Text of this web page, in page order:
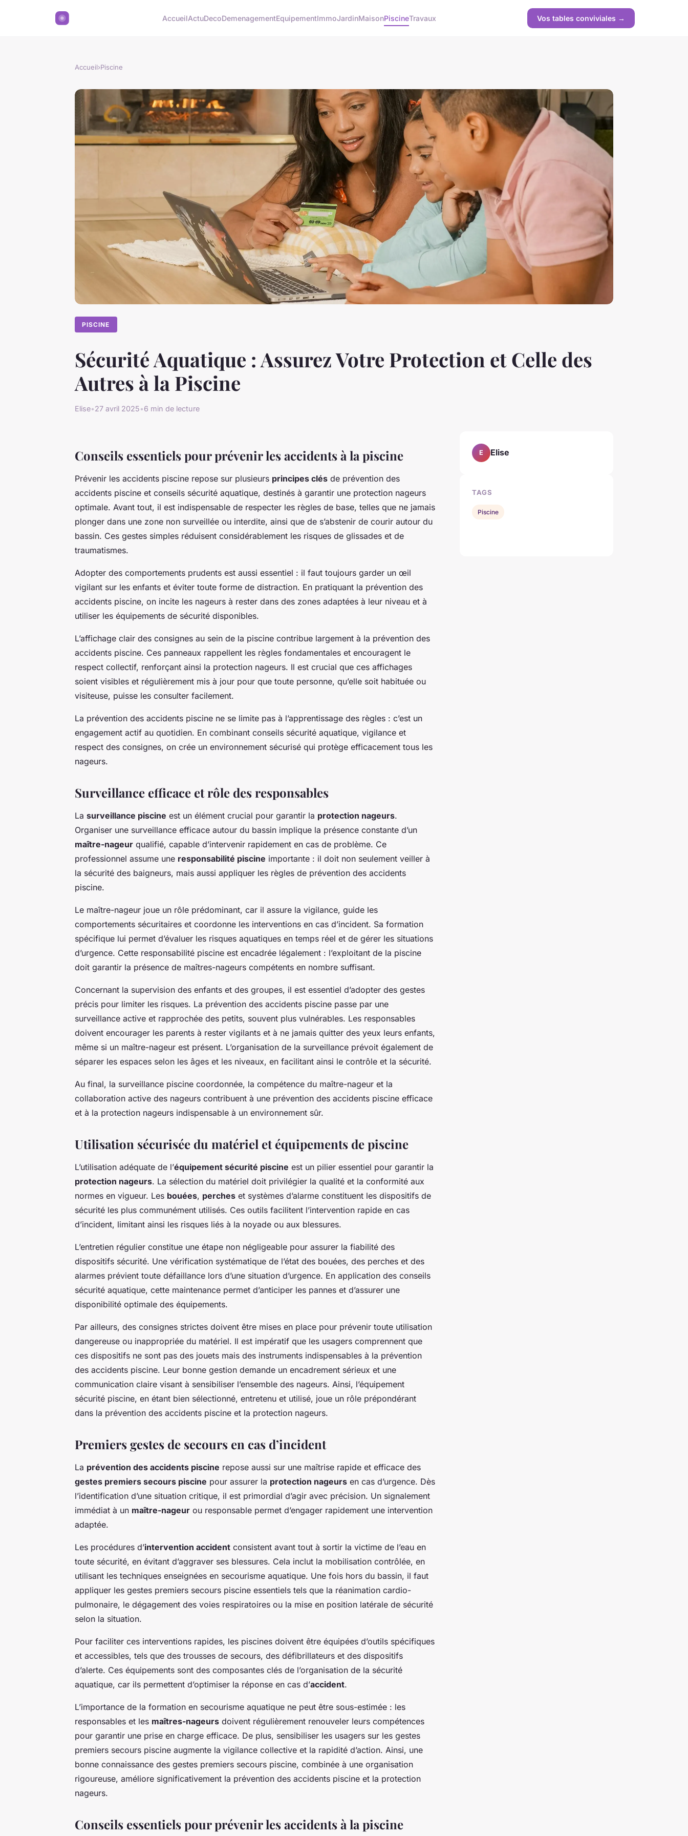
AccueilActuDecoDemenagementEquipementImmoJardinMaisonPiscineTravaux Vos tables conviviales →
Accueil›Piscine
PISCINE
Sécurité Aquatique : Assurez Votre Protection et Celle des
Autres à la Piscine
Elise•27 avril 2025•6 min de lecture
Conseils essentiels pour prévenir les accidents à la piscine
Prévenir les accidents piscine repose sur plusieurs principes clés de prévention des
accidents piscine et conseils sécurité aquatique, destinés à garantir une protection nageurs
optimale. Avant tout, il est indispensable de respecter les règles de base, telles que ne jamais
plonger dans une zone non surveillée ou interdite, ainsi que de s’abstenir de courir autour du
bassin. Ces gestes simples réduisent considérablement les risques de glissades et de
traumatismes.
Adopter des comportements prudents est aussi essentiel : il faut toujours garder un œil
vigilant sur les enfants et éviter toute forme de distraction. En pratiquant la prévention des
accidents piscine, on incite les nageurs à rester dans des zones adaptées à leur niveau et à
utiliser les équipements de sécurité disponibles.
L’affichage clair des consignes au sein de la piscine contribue largement à la prévention des
accidents piscine. Ces panneaux rappellent les règles fondamentales et encouragent le
respect collectif, renforçant ainsi la protection nageurs. Il est crucial que ces affichages
soient visibles et régulièrement mis à jour pour que toute personne, qu’elle soit habituée ou
visiteuse, puisse les consulter facilement.
La prévention des accidents piscine ne se limite pas à l’apprentissage des règles : c’est un
engagement actif au quotidien. En combinant conseils sécurité aquatique, vigilance et
respect des consignes, on crée un environnement sécurisé qui protège efficacement tous les
nageurs.
Surveillance efficace et rôle des responsables
La surveillance piscine est un élément crucial pour garantir la protection nageurs.
Organiser une surveillance efficace autour du bassin implique la présence constante d’un
maître-nageur qualifié, capable d’intervenir rapidement en cas de problème. Ce
professionnel assume une responsabilité piscine importante : il doit non seulement veiller à
la sécurité des baigneurs, mais aussi appliquer les règles de prévention des accidents
piscine.
Le maître-nageur joue un rôle prédominant, car il assure la vigilance, guide les
comportements sécuritaires et coordonne les interventions en cas d’incident. Sa formation
spécifique lui permet d’évaluer les risques aquatiques en temps réel et de gérer les situations
d’urgence. Cette responsabilité piscine est encadrée légalement : l’exploitant de la piscine
doit garantir la présence de maîtres-nageurs compétents en nombre suffisant.
Concernant la supervision des enfants et des groupes, il est essentiel d’adopter des gestes
précis pour limiter les risques. La prévention des accidents piscine passe par une
surveillance active et rapprochée des petits, souvent plus vulnérables. Les responsables
doivent encourager les parents à rester vigilants et à ne jamais quitter des yeux leurs enfants,
même si un maître-nageur est présent. L’organisation de la surveillance prévoit également de
séparer les espaces selon les âges et les niveaux, en facilitant ainsi le contrôle et la sécurité.
Au final, la surveillance piscine coordonnée, la compétence du maître-nageur et la
collaboration active des nageurs contribuent à une prévention des accidents piscine efficace
et à la protection nageurs indispensable à un environnement sûr.
Utilisation sécurisée du matériel et équipements de piscine
L’utilisation adéquate de l’équipement sécurité piscine est un pilier essentiel pour garantir la
protection nageurs. La sélection du matériel doit privilégier la qualité et la conformité aux
normes en vigueur. Les bouées, perches et systèmes d’alarme constituent les dispositifs de
sécurité les plus communément utilisés. Ces outils facilitent l’intervention rapide en cas
d’incident, limitant ainsi les risques liés à la noyade ou aux blessures.
L’entretien régulier constitue une étape non négligeable pour assurer la fiabilité des
dispositifs sécurité. Une vérification systématique de l’état des bouées, des perches et des
alarmes prévient toute défaillance lors d’une situation d’urgence. En application des conseils
sécurité aquatique, cette maintenance permet d’anticiper les pannes et d’assurer une
disponibilité optimale des équipements.
Par ailleurs, des consignes strictes doivent être mises en place pour prévenir toute utilisation
dangereuse ou inappropriée du matériel. Il est impératif que les usagers comprennent que
ces dispositifs ne sont pas des jouets mais des instruments indispensables à la prévention
des accidents piscine. Leur bonne gestion demande un encadrement sérieux et une
communication claire visant à sensibiliser l’ensemble des nageurs. Ainsi, l’équipement
sécurité piscine, en étant bien sélectionné, entretenu et utilisé, joue un rôle prépondérant
dans la prévention des accidents piscine et la protection nageurs.
Premiers gestes de secours en cas d’incident
La prévention des accidents piscine repose aussi sur une maîtrise rapide et efficace des
gestes premiers secours piscine pour assurer la protection nageurs en cas d’urgence. Dès
l’identification d’une situation critique, il est primordial d’agir avec précision. Un signalement
immédiat à un maître-nageur ou responsable permet d’engager rapidement une intervention
adaptée.
Les procédures d’intervention accident consistent avant tout à sortir la victime de l’eau en
toute sécurité, en évitant d’aggraver ses blessures. Cela inclut la mobilisation contrôlée, en
utilisant les techniques enseignées en secourisme aquatique. Une fois hors du bassin, il faut
appliquer les gestes premiers secours piscine essentiels tels que la réanimation cardio-
pulmonaire, le dégagement des voies respiratoires ou la mise en position latérale de sécurité
selon la situation.
Pour faciliter ces interventions rapides, les piscines doivent être équipées d’outils spécifiques
et accessibles, tels que des trousses de secours, des défibrillateurs et des dispositifs
d’alerte. Ces équipements sont des composantes clés de l’organisation de la sécurité
aquatique, car ils permettent d’optimiser la réponse en cas d’accident.
L’importance de la formation en secourisme aquatique ne peut être sous-estimée : les
responsables et les maîtres-nageurs doivent régulièrement renouveler leurs compétences
pour garantir une prise en charge efficace. De plus, sensibiliser les usagers sur les gestes
premiers secours piscine augmente la vigilance collective et la rapidité d’action. Ainsi, une
bonne connaissance des gestes premiers secours piscine, combinée à une organisation
rigoureuse, améliore significativement la prévention des accidents piscine et la protection
nageurs.
Conseils essentiels pour prévenir les accidents à la piscine
E Elise
TAGS
Piscine